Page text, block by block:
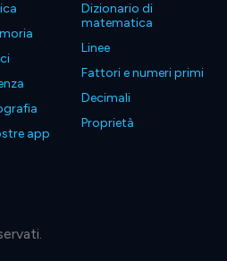
app
Dizionario di
matematica
Linee
Fattori e numeri primi
Decimali
Proprietà